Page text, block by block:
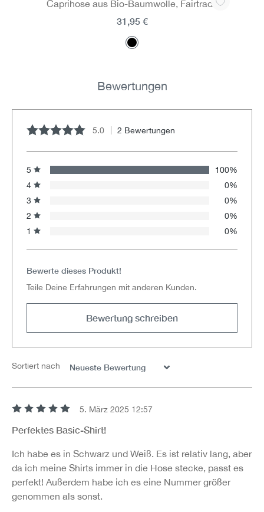
Caprihose aus Bio-Baumwolle, Fairtrade
31,95 €
Bewertungen
Durchschnittliche Bewertung von 5 von 5 Sternen
5.0 2 Bewertungen
Sortiert nach
5
100%
4
0%
3
0%
2
0%
1
0%
Bewerte dieses Produkt!
Teile Deine Erfahrungen mit anderen Kunden.
Bewertung schreiben
5. März 2025 12:57
Perfektes Basic-Shirt!
Ich habe es in Schwarz und Weiß. Es ist relativ lang, aber
da ich meine Shirts immer in die Hose stecke, passt es
perfekt! Außerdem habe ich es eine Nummer größer
genommen als sonst.